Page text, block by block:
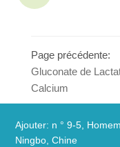
Page précédente:
Gluconate de
Calcium
Ajouter: n ° 9-5,
Ningbo, Chine